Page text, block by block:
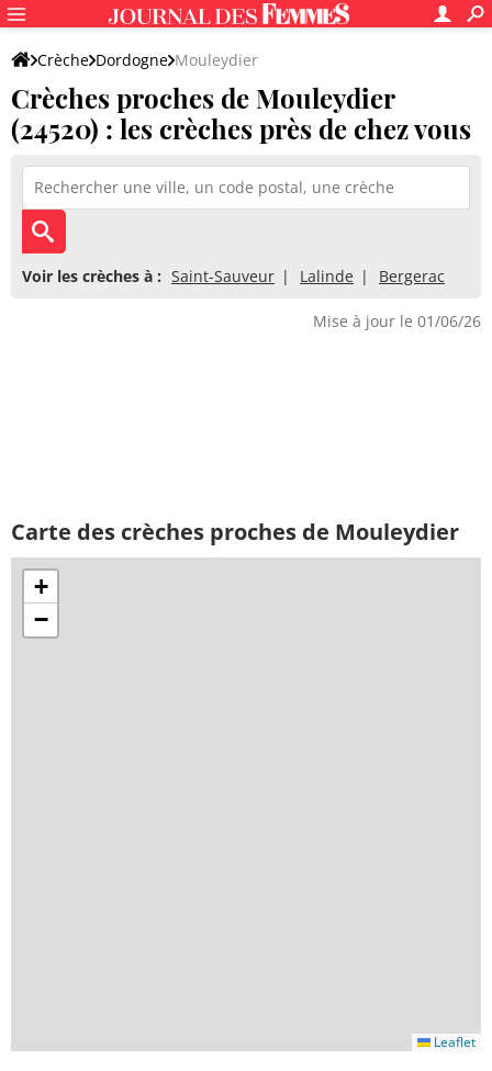
Crèche Dordogne Mouleydier
Crèches proches de Mouleydier
(24520) : les crèches près de chez vous
Voir les crèches à : Saint-Sauveur Lalinde Bergerac
Mise à jour le 01/06/26
Carte des crèches proches de Mouleydier
+
−
Leaflet